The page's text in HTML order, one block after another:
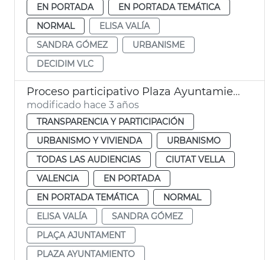
EN PORTADA
EN PORTADA TEMÁTICA
NORMAL
ELISA VALÍA
SANDRA GÓMEZ
URBANISME
DECIDIM VLC
Proceso participativo Plaza Ayuntamiento
modificado hace 3 años
TRANSPARENCIA Y PARTICIPACIÓN
URBANISMO Y VIVIENDA
URBANISMO
TODAS LAS AUDIENCIAS
CIUTAT VELLA
VALENCIA
EN PORTADA
EN PORTADA TEMÁTICA
NORMAL
ELISA VALÍA
SANDRA GÓMEZ
PLAÇA AJUNTAMENT
PLAZA AYUNTAMIENTO